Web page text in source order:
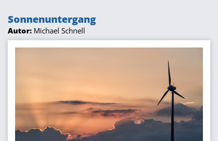
Sonnenuntergang
Autor: Michael Schnell